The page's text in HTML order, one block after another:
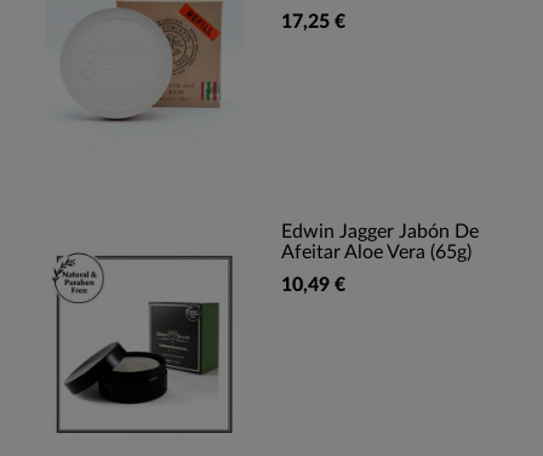
17,25 €
Edwin Jagger Jabón De
Afeitar Aloe Vera (65g)
10,49 €